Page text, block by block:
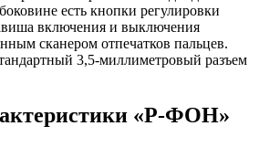
есть кнопки регулировки
включения и выключения
сканером отпечатков пальцев.
3,5-миллиметровый разъем
«Р-ФОН»